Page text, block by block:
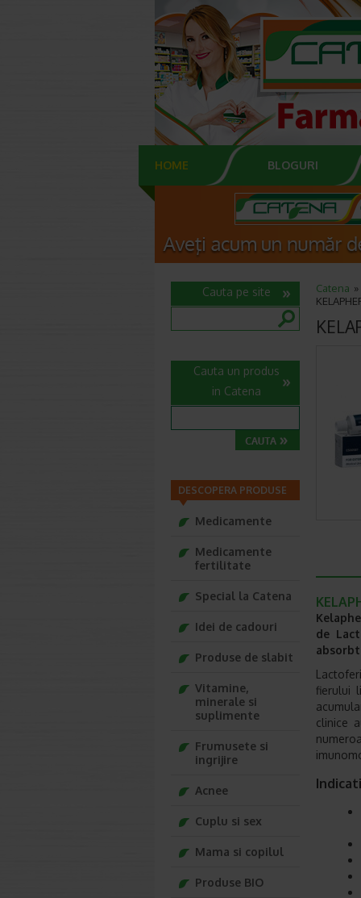
HOME BLOGURI
Catena
de
fierului
clinice
Cauta pe site
Cauta un produs
in Catena
DESCOPERA PRODUSE
Medicamente
Medicamente
fertilitate
Special la Catena
Idei de cadouri
Produse de slabit
Vitamine,
minerale si
suplimente
Frumusete si
ingrijire
Acnee
Cuplu si sex
Mama si copilul
Produse BIO